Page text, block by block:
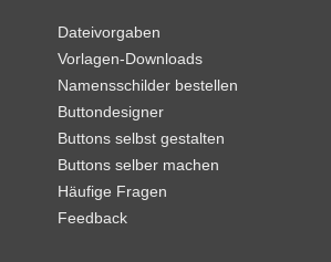
Dateivorgaben
Vorlagen-Downloads
Namensschilder bestellen
Buttondesigner
Buttons selbst gestalten
Buttons selber machen
Häufige Fragen
Feedback